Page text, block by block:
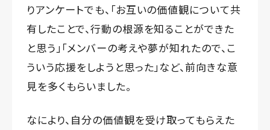
りアンケートでも、「お互いの価値観について共
有したことで、行動の根源を知ることができた
と思う」「メンバーの考えや夢が知れたので、こ
ういう応援をしようと思った」など、前向きな意
見を多くもらいました。
なにより、自分の価値観を受け取ってもらえた